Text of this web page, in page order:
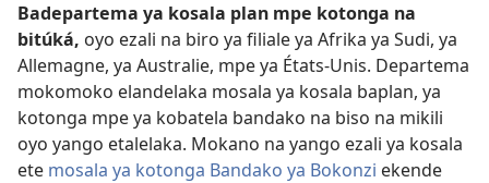
Badepartema ya kosala plan mpe kotonga na
bitúká, oyo ezali na biro ya filiale ya Afrika ya Sudi, ya
Allemagne, ya Australie, mpe ya États-Unis. Departema
mokomoko elandelaka mosala ya kosala baplan, ya
kotonga mpe ya kobatela bandako na biso na mikili
oyo yango etalelaka. Mokano na yango ezali ya kosala
ete mosala ya kotonga Bandako ya Bokonzi ekende